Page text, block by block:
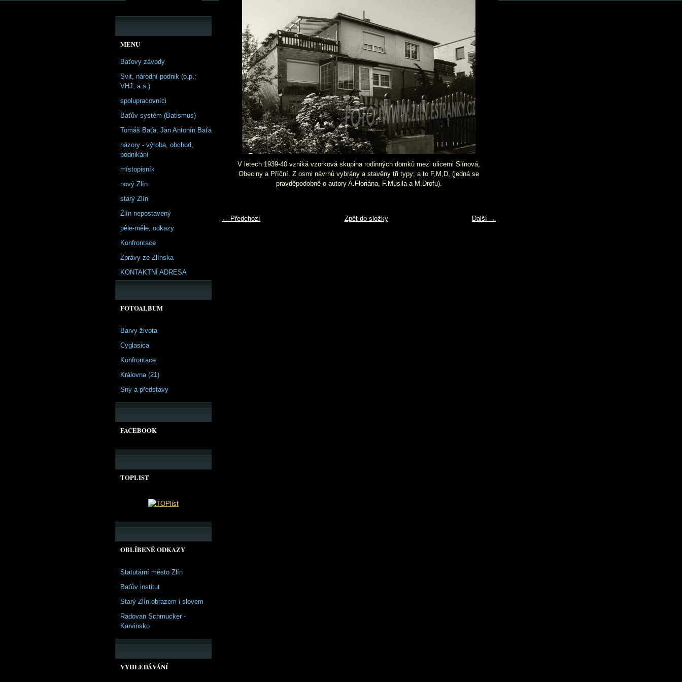
V letech 1939-40 vzniká vzorková skupina rodinných domků mezi ulicemi Slínová,
Obeciny a Příční. Z osmi návrhů vybrány a stavěny tři typy; a to F,M,D, (jedná se
pravděpodobně o autory A.Floriána, F.Musila a M.Drofu).
← Předchozí Další →
Zpět do složky
MENU
Baťovy závody
Svit, národní podnik (o.p.;
VHJ; a.s.)
spolupracovníci
Baťův systém (Batismus)
Tomáš Baťa; Jan Antonín Baťa
názory - výroba, obchod,
podnikání
místopisník
nový Zlín
starý Zlín
Zlín nepostavený
pêle-mêle, odkazy
Konfrontace
Zprávy ze Zlínska
KONTAKTNÍ ADRESA
FOTOALBUM
Barvy života
Cyglasica
Konfrontace
Královna (21)
Sny a představy
FACEBOOK
TOPLIST
OBLÍBENÉ ODKAZY
Statutární město Zlín
Baťův institut
Starý Zlín obrazem i slovem
Radovan Schmucker -
Karvinsko
VYHLEDÁVÁNÍ